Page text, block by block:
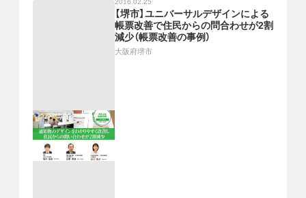
2016.02.25
【堺市】ユニバーサルデザインによる
帳票改善で住民からの問合わせが2割
減少（帳票改善の事例）
大阪府堺市